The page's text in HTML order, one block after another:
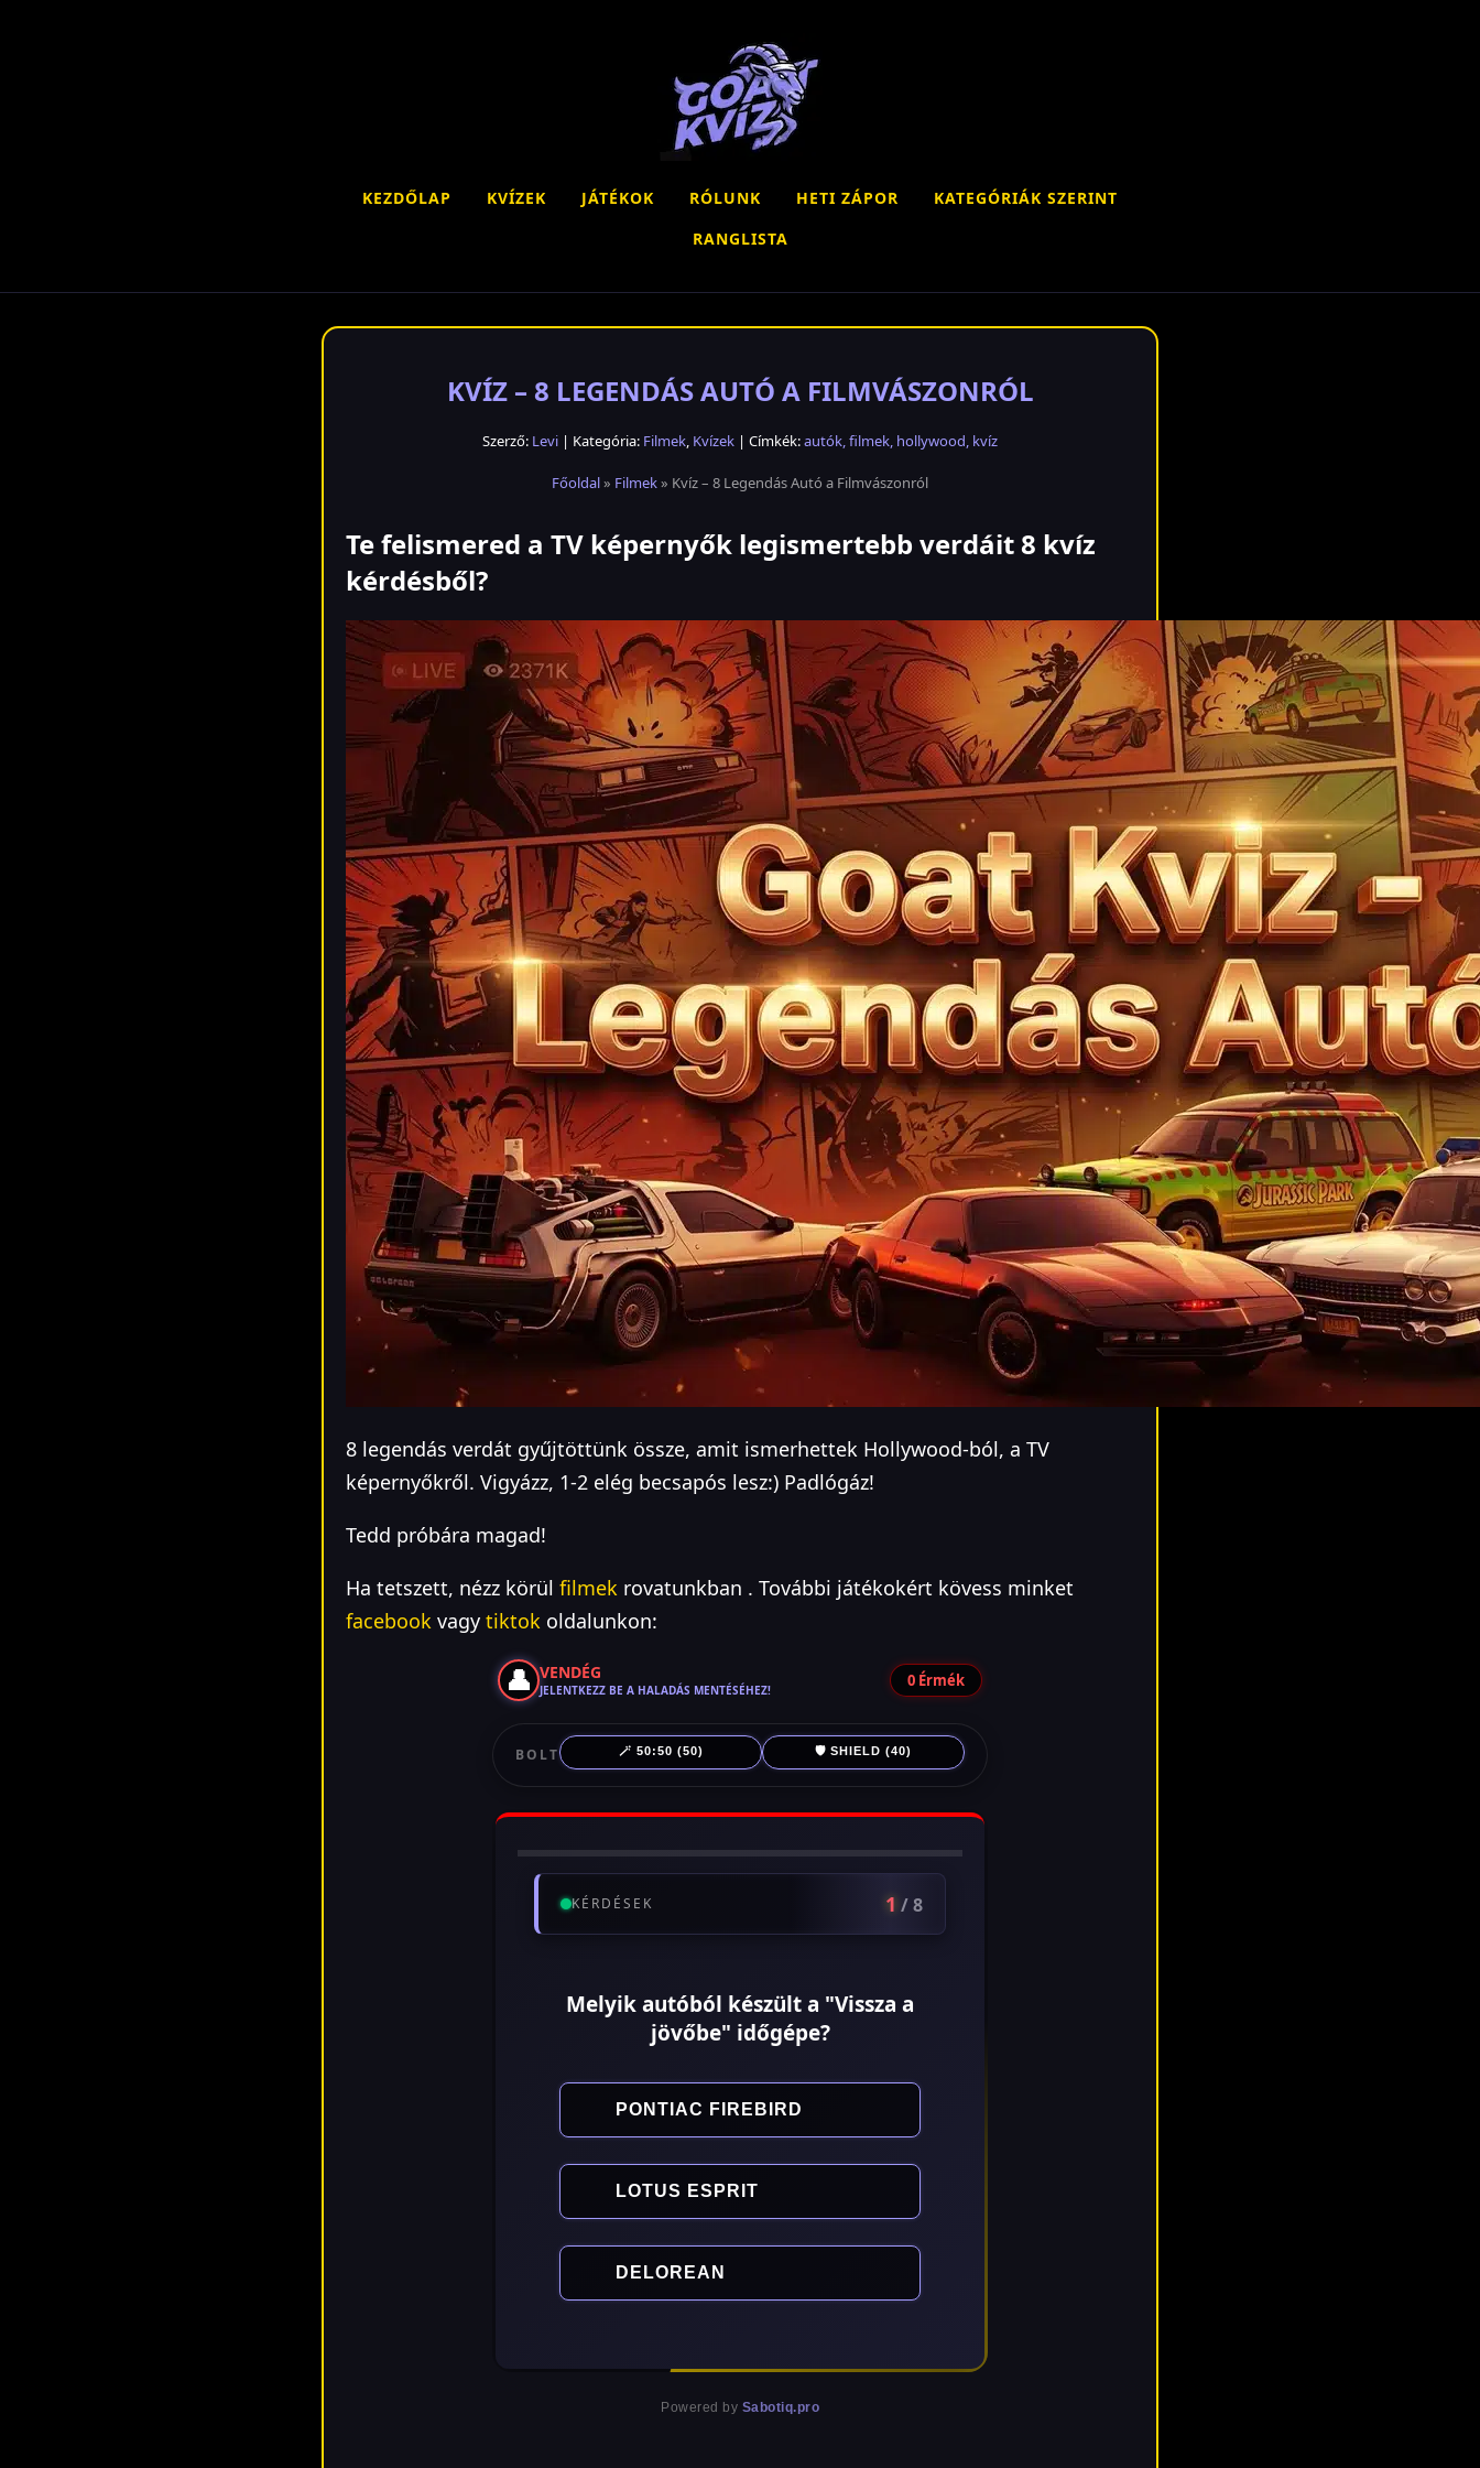
KEZDŐLAP KVÍZEK JÁTÉKOK RÓLUNK HETI ZÁPOR
KATEGÓRIÁK SZERINT
RANGLISTA
KVÍZ – 8 LEGENDÁS AUTÓ A FILMVÁSZONRÓL
Szerző: Levi | Kategória: Filmek, Kvízek | Címkék:autók,filmek, hollywood, kvíz
Főoldal» Filmek» Kvíz – 8 Legendás Autó a Filmvászonról
Te felismered a TV képernyők legismertebb verdáit 8 kvíz
kérdésből?
8 legendás verdát gyűjtöttünk össze, amit ismerhettek Hollywood-ból, a TV
képernyőkről. Vigyázz, 1-2 elég becsapós lesz:) Padlógáz!
Tedd próbára magad!
Ha tetszett, nézz körül filmek rovatunkban . További játékokért kövess minket
facebook vagy tiktok oldalunkon:
👤 VENDÉG
JELENTKEZZ BE A HALADÁS MENTÉSÉHEZ! 0 Érmék
BOLT 🪄 50:50 (50) 🛡️ SHIELD (40)
KÉRDÉSEK 1 / 8
Melyik autóból készült a "Vissza a
jövőbe" időgépe?
PONTIAC FIREBIRD
LOTUS ESPRIT
DELOREAN
Powered by Sabotiq.pro